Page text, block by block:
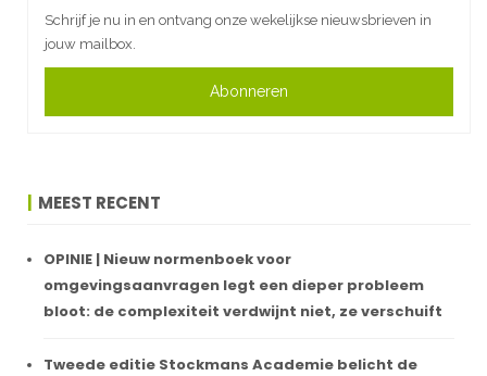
Schrijf je nu in en ontvang onze wekelijkse nieuwsbrieven in
jouw mailbox.
Abonneren
MEEST RECENT
OPINIE | Nieuw normenboek voor
omgevingsaanvragen legt een dieper probleem
bloot: de complexiteit verdwijnt niet, ze verschuift
Tweede editie Stockmans Academie belicht de